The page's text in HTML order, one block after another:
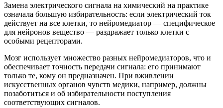
Замена электрического сигнала на химический на практике
означала большую избирательность: если электрический ток
действует на все клетки, то нейромедиатор — специфическое
для нейронов вещество — раздражает только клетки с
особыми рецепторами.
Мозг использует множество разных нейромедиаторов, что и
обеспечивает точность передачи сигнала: его принимают
только те, кому он предназначен. При вживлении
искусственных органов чувств медики, например, должны
позаботиться и об избирательности поступления
соответствующих сигналов.